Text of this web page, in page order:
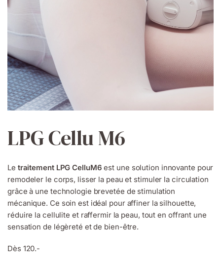
LPG Cellu M6
Le traitement LPG CelluM6 est une solution innovante pour
remodeler le corps, lisser la peau et stimuler la circulation
grâce à une technologie brevetée de stimulation
mécanique. Ce soin est idéal pour affiner la silhouette,
réduire la cellulite et raffermir la peau, tout en offrant une
sensation de légèreté et de bien-être.
Dès 120.-